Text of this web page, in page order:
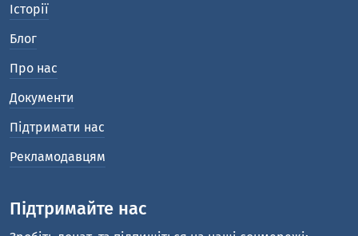
Історії
Блог
Про нас
Документи
Підтримати нас
Рекламодавцям
Підтримайте нас